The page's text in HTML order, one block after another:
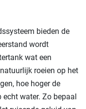
bieden de
wordt
wat een
roeien op het
hoe hoger de
echt water. Zo bepaal